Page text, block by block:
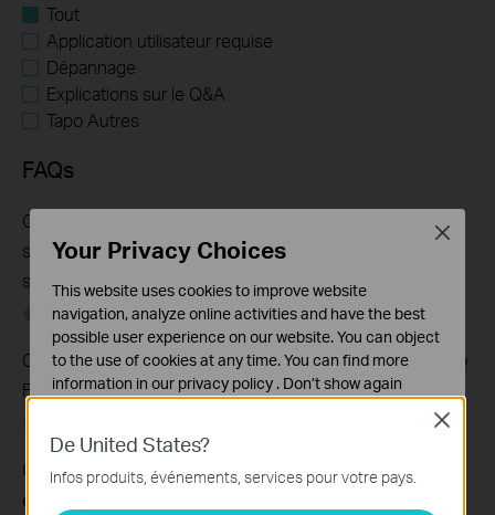
Tout
Application utilisateur requise
Dépannage
Explications sur le Q&A
Tapo Autres
FAQs
Quelles sont les différences de fonctionnalités et de
scénarios d'application entre les différentes séries de
switches ?
05-12-2025 407202views
Comment tester la fonction d'intercommunication Jumbo
Frame sur les commutateurs TP-Link?
Que dois-je faire si mon accès Internet depuis le switch
est instable ?
De United States?
Infos produits, événements, services pour votre pays.
Close
Your Privacy Choices
This website uses cookies to improve website
navigation, analyze online activities and have the best
possible user experience on our website. You can object
to the use of cookies at any time. You can find more
information in our privacy policy . Don’t show again
Ces cookies sont nécessaires au fonctionnement du
site Web et ne peuvent pas être désactivés dans vos
systèmes.
Close